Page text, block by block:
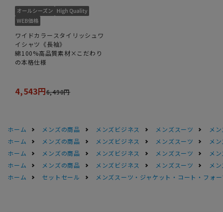
ワイドカラースタイリッシュワ
イシャツ《長袖》
綿100%高品質素材×こだわり
の本格仕様
4,543円6,490円
ホーム メンズの商品 メンズビジネス メンズスーツ
メ
ホーム
メンズの商品 メンズビジネス メンズスーツ
メ
ホーム
メンズの商品 メンズビジネス メンズスーツ
メ
ホーム
メンズの商品 メンズビジネス メンズスーツ
メ
ホーム
セットセール メンズスーツ・ジャケット・コート・フォ